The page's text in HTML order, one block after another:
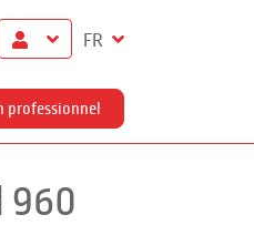
FR
professionnel
960